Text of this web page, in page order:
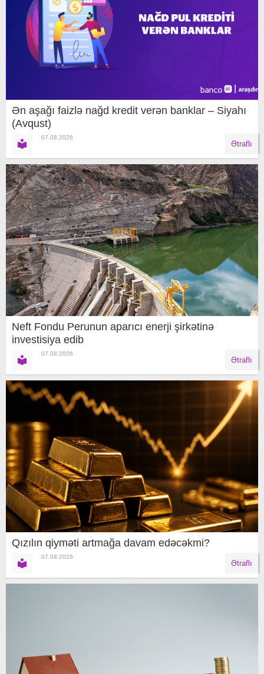
Ən aşağı faizlə nağd kredit verən banklar – Siyahı
(Avqust)
07.08.2026
Ətraflı
Neft Fondu Perunun aparıcı enerji şirkətinə
investisiya edib
07.08.2026
Ətraflı
Qızılın qiyməti artmağa davam edəcəkmi?
07.08.2026
Ətraflı